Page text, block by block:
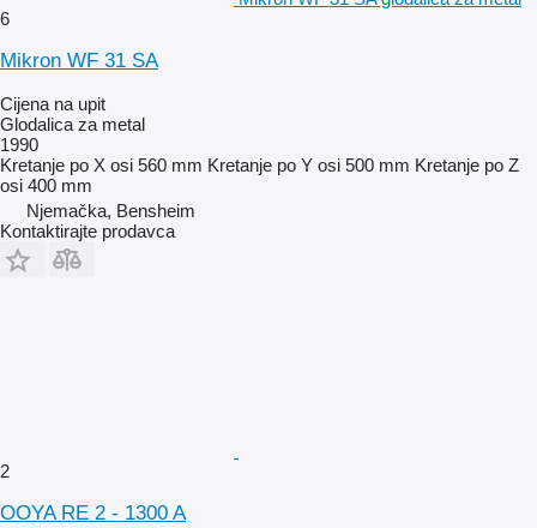
6
Mikron WF 31 SA
Cijena na upit
Glodalica za metal
1990
Kretanje po X osi 560 mm Kretanje po Y osi 500 mm Kretanje po Z
osi 400 mm
Njemačka, Bensheim
Kontaktirajte prodavca
2
OOYA RE 2 - 1300 A